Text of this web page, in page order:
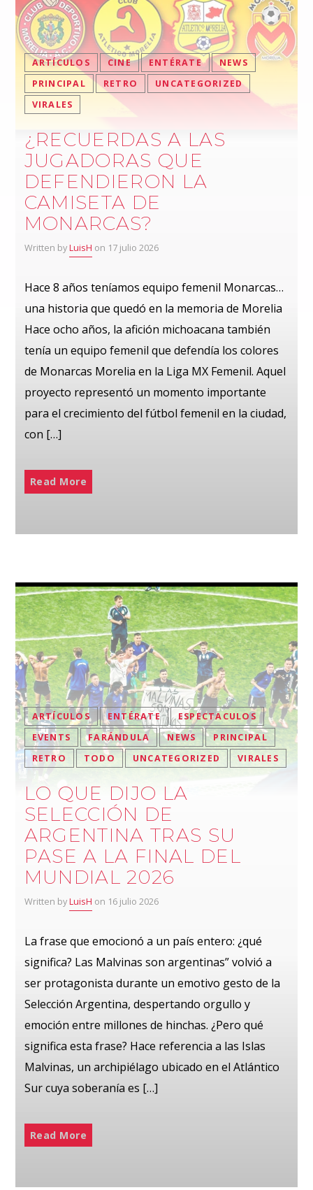
ARTÍCULOS CINE ENTÉRATE
NEWS
PRINCIPAL
RETRO
UNCATEGORIZED
VIRALES
¿RECUERDAS A LAS
JUGADORAS QUE
DEFENDIERON LA
CAMISETA DE
MONARCAS?
Written byLuisH on 17 julio 2026
Hace 8 años teníamos equipo femenil Monarcas…
una historia que quedó en la memoria de Morelia
Hace ocho años, la afición michoacana también
tenía un equipo femenil que defendía los colores
de Monarcas Morelia en la Liga MX Femenil. Aquel
proyecto representó un momento importante
para el crecimiento del fútbol femenil en la ciudad,
con […]
Read More
ARTÍCULOS ENTÉRATE
ESPECTACULOS
EVENTS
FARÁNDULA NEWS
PRINCIPAL
RETRO
TODO UNCATEGORIZED VIRALES
LO QUE DIJO LA
SELECCIÓN DE
ARGENTINA TRAS SU
PASE A LA FINAL DEL
MUNDIAL 2026
Written byLuisH on 16 julio 2026
La frase que emocionó a un país entero: ¿qué
significa? Las Malvinas son argentinas” volvió a
ser protagonista durante un emotivo gesto de la
Selección Argentina, despertando orgullo y
emoción entre millones de hinchas. ¿Pero qué
significa esta frase? Hace referencia a las Islas
Malvinas, un archipiélago ubicado en el Atlántico
Sur cuya soberanía es […]
Read More